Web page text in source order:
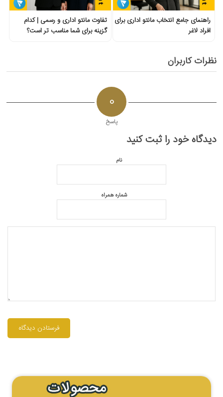
راهنمای جامع انتخاب مانتو اداری برای
افراد لاغر
تفاوت مانتو اداری و رسمی | کدام
گزینه برای شما مناسب تر است؟
نظرات کاربران
0
پاسخ
دیدگاه خود را ثبت کنید
نام
شماره همراه